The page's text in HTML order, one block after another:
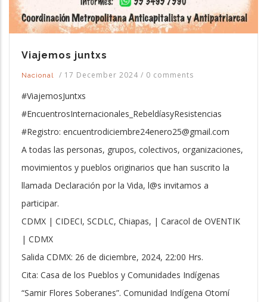
Viajemos juntxs
Nacional / 17 December 2024 / 0 comments
#ViajemosJuntxs
#EncuentrosInternacionales_RebeldíasyResistencias
#Registro: encuentrodiciembre24enero25@gmail.com
A todas las personas, grupos, colectivos, organizaciones,
movimientos y pueblos originarios que han suscrito la
llamada Declaración por la Vida, l@s invitamos a
participar.
CDMX | CIDECI, SCDLC, Chiapas, | Caracol de OVENTIK
| CDMX
Salida CDMX: 26 de diciembre, 2024, 22:00 Hrs.
Cita: Casa de los Pueblos y Comunidades Indígenas
“Samir Flores Soberanes”. Comunidad Indígena Otomí